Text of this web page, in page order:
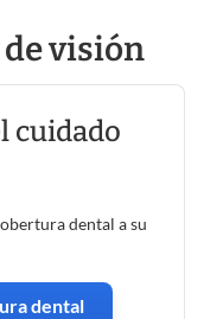
visión
cuidado
dental a su
dental